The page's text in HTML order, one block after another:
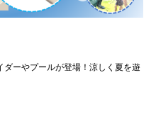
ダーやプールが登場！涼しく夏を遊